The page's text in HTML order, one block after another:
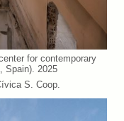
for contemporary
Spain). 2025
S. Coop.